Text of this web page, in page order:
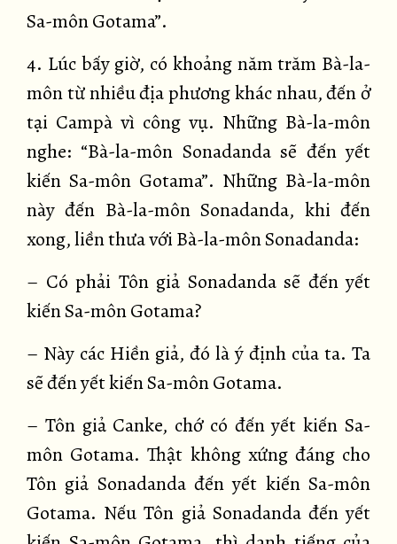
Sa-môn Gotama”.
4. Lúc bấy giờ, có khoảng năm trăm Bà-la-
môn từ nhiều địa phương khác nhau, đến ở
tại Campà vì công vụ. Những Bà-la-môn
nghe: “Bà-la-môn Sonadanda sẽ đến yết
kiến Sa-môn Gotama”. Những Bà-la-môn
này đến Bà-la-môn Sonadanda, khi đến
xong, liền thưa với Bà-la-môn Sonadanda:
– Có phải Tôn giả Sonadanda sẽ đến yết
kiến Sa-môn Gotama?
– Này các Hiền giả, đó là ý định của ta. Ta
sẽ đến yết kiến Sa-môn Gotama.
– Tôn giả Canke, chớ có đến yết kiến Sa-
môn Gotama. Thật không xứng đáng cho
Tôn giả Sonadanda đến yết kiến Sa-môn
Gotama. Nếu Tôn giả Sonadanda đến yết